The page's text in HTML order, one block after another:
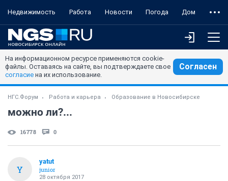
Недвижимость Работа Новости Погода Дом
На информационном ресурсе применяются cookie-
файлы. Оставаясь на сайте, вы подтверждаете свое
согласие на их использование.
Согласен
НГС.Форум Работа и карьера Образование в Новосибирске
можно ли?...
16778 0
Y
yatut
junior
28 октября 2017